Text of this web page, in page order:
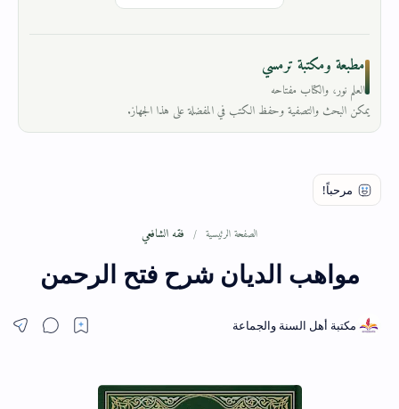
مطبعة ومكتبة ترمسي
العلم نور، والكتاب مفتاحه
يمكن البحث والتصفية وحفظ الكتب في المفضلة على هذا الجهاز.
الصفحة الرئيسية فقه الشافعي
مواهب الديان شرح فتح الرحمن